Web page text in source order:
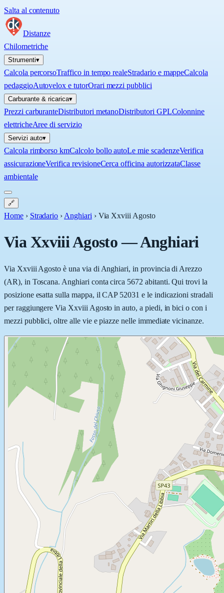
Salta al contenuto
Distanze
Chilometriche
Strumenti▾
Calcola percorsoTraffico in tempo realeStradario e mappeCalcola
pedaggioAutovelox e tutorOrari mezzi pubblici
Carburante & ricarica▾
Prezzi carburanteDistributori metanoDistributori GPLColonnine
elettricheAree di servizio
Servizi auto▾
Calcola rimborso kmCalcolo bollo autoLe mie scadenzeVerifica
assicurazioneVerifica revisioneCerca officina autorizzataClasse
ambientale
🔗
Home › Stradario › Anghiari › Via Xxviii Agosto
Via Xxviii Agosto—Anghiari
Via Xxviii Agosto è una via di Anghiari, in provincia di Arezzo
(AR), in Toscana. Anghiari conta circa 5672 abitanti. Qui trovi la
posizione esatta sulla mappa, il CAP 52031 e le indicazioni stradali
per raggiungere Via Xxviii Agosto in auto, a piedi, in bici o con i
mezzi pubblici, oltre alle vie e piazze nelle immediate vicinanze.